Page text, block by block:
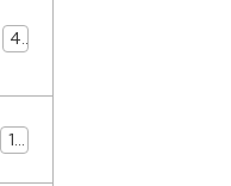
45
14